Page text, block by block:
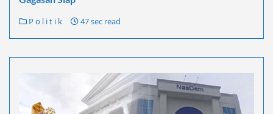
P o l i t i k 47 sec read